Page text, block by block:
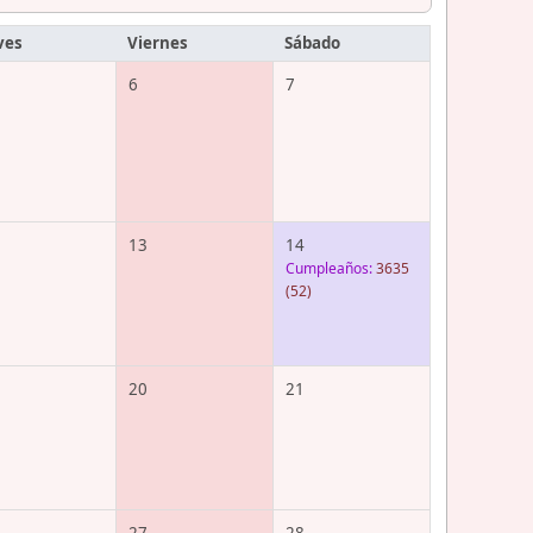
Viernes
Sábado
6
7
13 14
Cumpleaños:3635
(52)
20 21